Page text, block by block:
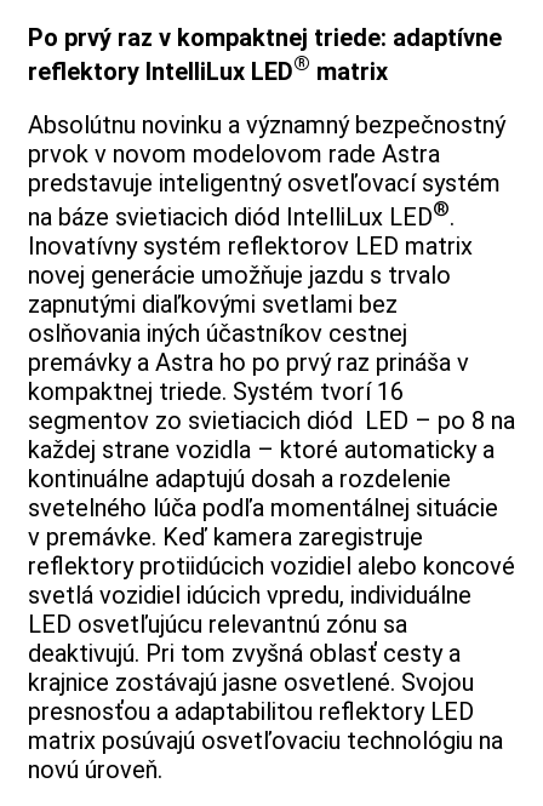
Po prvý raz v kompaktnej triede: adaptívne
reflektory IntelliLux LED® matrix
Absolútnu novinku a významný bezpečnostný
prvok v novom modelovom rade Astra
predstavuje inteligentný osvetľovací systém
na báze svietiacich diód IntelliLux LED®.
Inovatívny systém reflektorov LED matrix
novej generácie umožňuje jazdu s trvalo
zapnutými diaľkovými svetlami bez
oslňovania iných účastníkov cestnej
premávky a Astra ho po prvý raz prináša v
kompaktnej triede. Systém tvorí 16
segmentov zo svietiacich diód LED – po 8 na
každej strane vozidla – ktoré automaticky a
kontinuálne adaptujú dosah a rozdelenie
svetelného lúča podľa momentálnej situácie
v premávke. Keď kamera zaregistruje
reflektory protiidúcich vozidiel alebo koncové
svetlá vozidiel idúcich vpredu, individuálne
LED osvetľujúcu relevantnú zónu sa
deaktivujú. Pri tom zvyšná oblasť cesty a
krajnice zostávajú jasne osvetlené. Svojou
presnosťou a adaptabilitou reflektory LED
matrix posúvajú osvetľovaciu technológiu na
novú úroveň.